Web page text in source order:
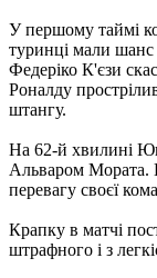
У першому таймі
туринці мали
Федеріко К'єзи
Роналду
штангу.
На 62-й хвилині
Альваром Мората.
перевагу своєї
Крапку в матчі
штрафного і з